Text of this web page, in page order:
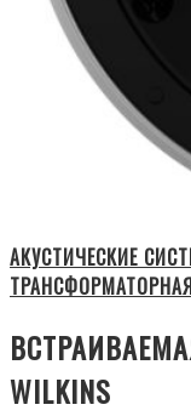
АКУСТИЧЕСКИЕ
WILKINS